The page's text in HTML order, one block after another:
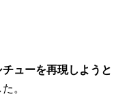
ューを再現しよう
。